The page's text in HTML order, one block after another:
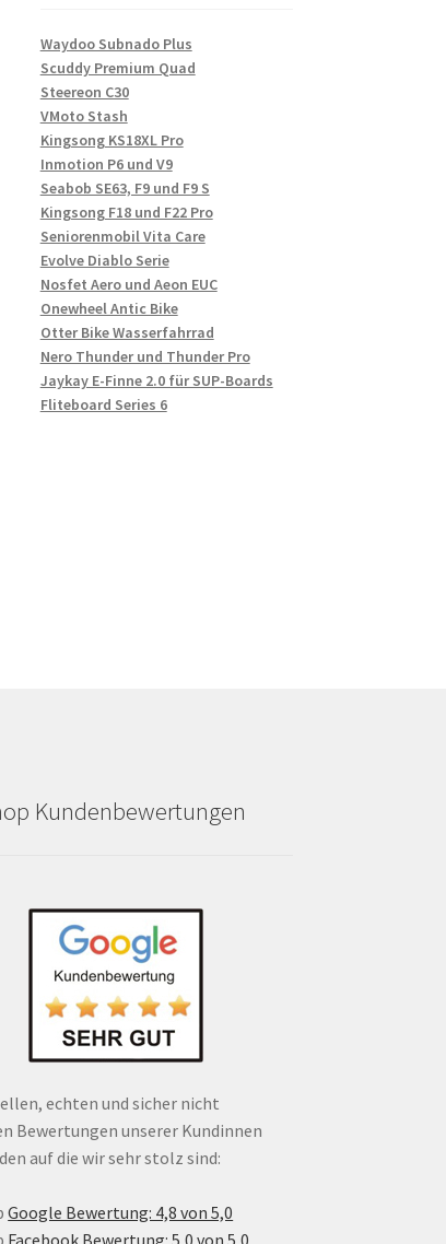
Waydoo Subnado Plus
Scuddy Premium Quad
Steereon C30
VMoto Stash
Kingsong KS18XL Pro
Inmotion P6 und V9
Seabob SE63, F9 und F9 S
Kingsong F18 und F22 Pro
Seniorenmobil Vita Care
Evolve Diablo Serie
Nosfet Aero und Aeon EUC
Onewheel Antic Bike
Otter Bike Wasserfahrrad
Nero Thunder und Thunder Pro
Jaykay E-Finne 2.0 für SUP-Boards
Fliteboard Series 6
Kundenbewertungen
echten und sicher nicht
Bewertungen unserer Kundinnen
auf die wir sehr stolz sind:
Google Bewertung: 4,8 von 5,0
Facebook Bewertung: 5,0 von 5,0